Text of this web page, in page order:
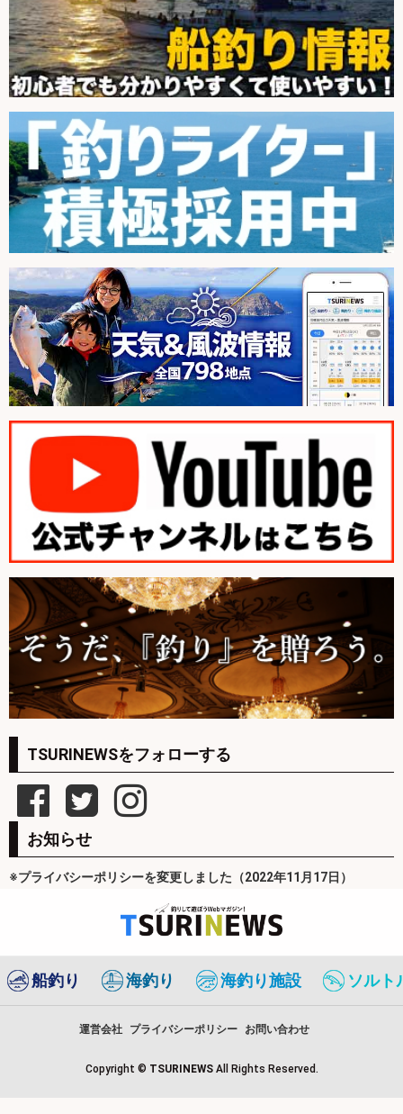
TSURINEWSをフォローする
お知らせ
※プライバシーポリシーを変更しました（2022年11月17日）
船釣り 海釣り 海釣り施設 ソルト
運営会社 プライバシーポリシー お問い合わせ
Copyright © TSURINEWS All Rights Reserved.